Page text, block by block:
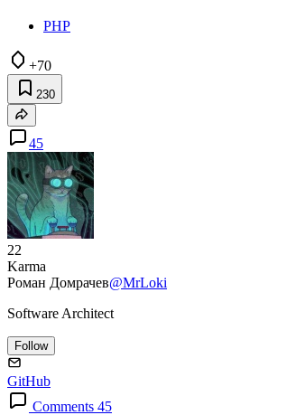
PHP
+70
230
45
22
Karma
Роман Домрачев@MrLoki
Software Architect
Follow
GitHub
Comments 45